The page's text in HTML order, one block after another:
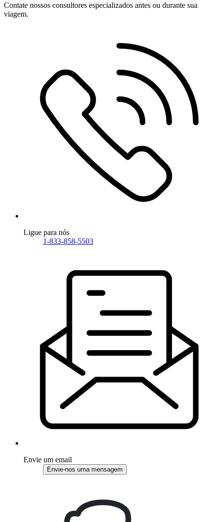
Contate nossos consultores especializados antes ou durante sua
viagem.
Ligue para nós
1-833-858-5503
Envie um email
Envie-nos uma mensagem